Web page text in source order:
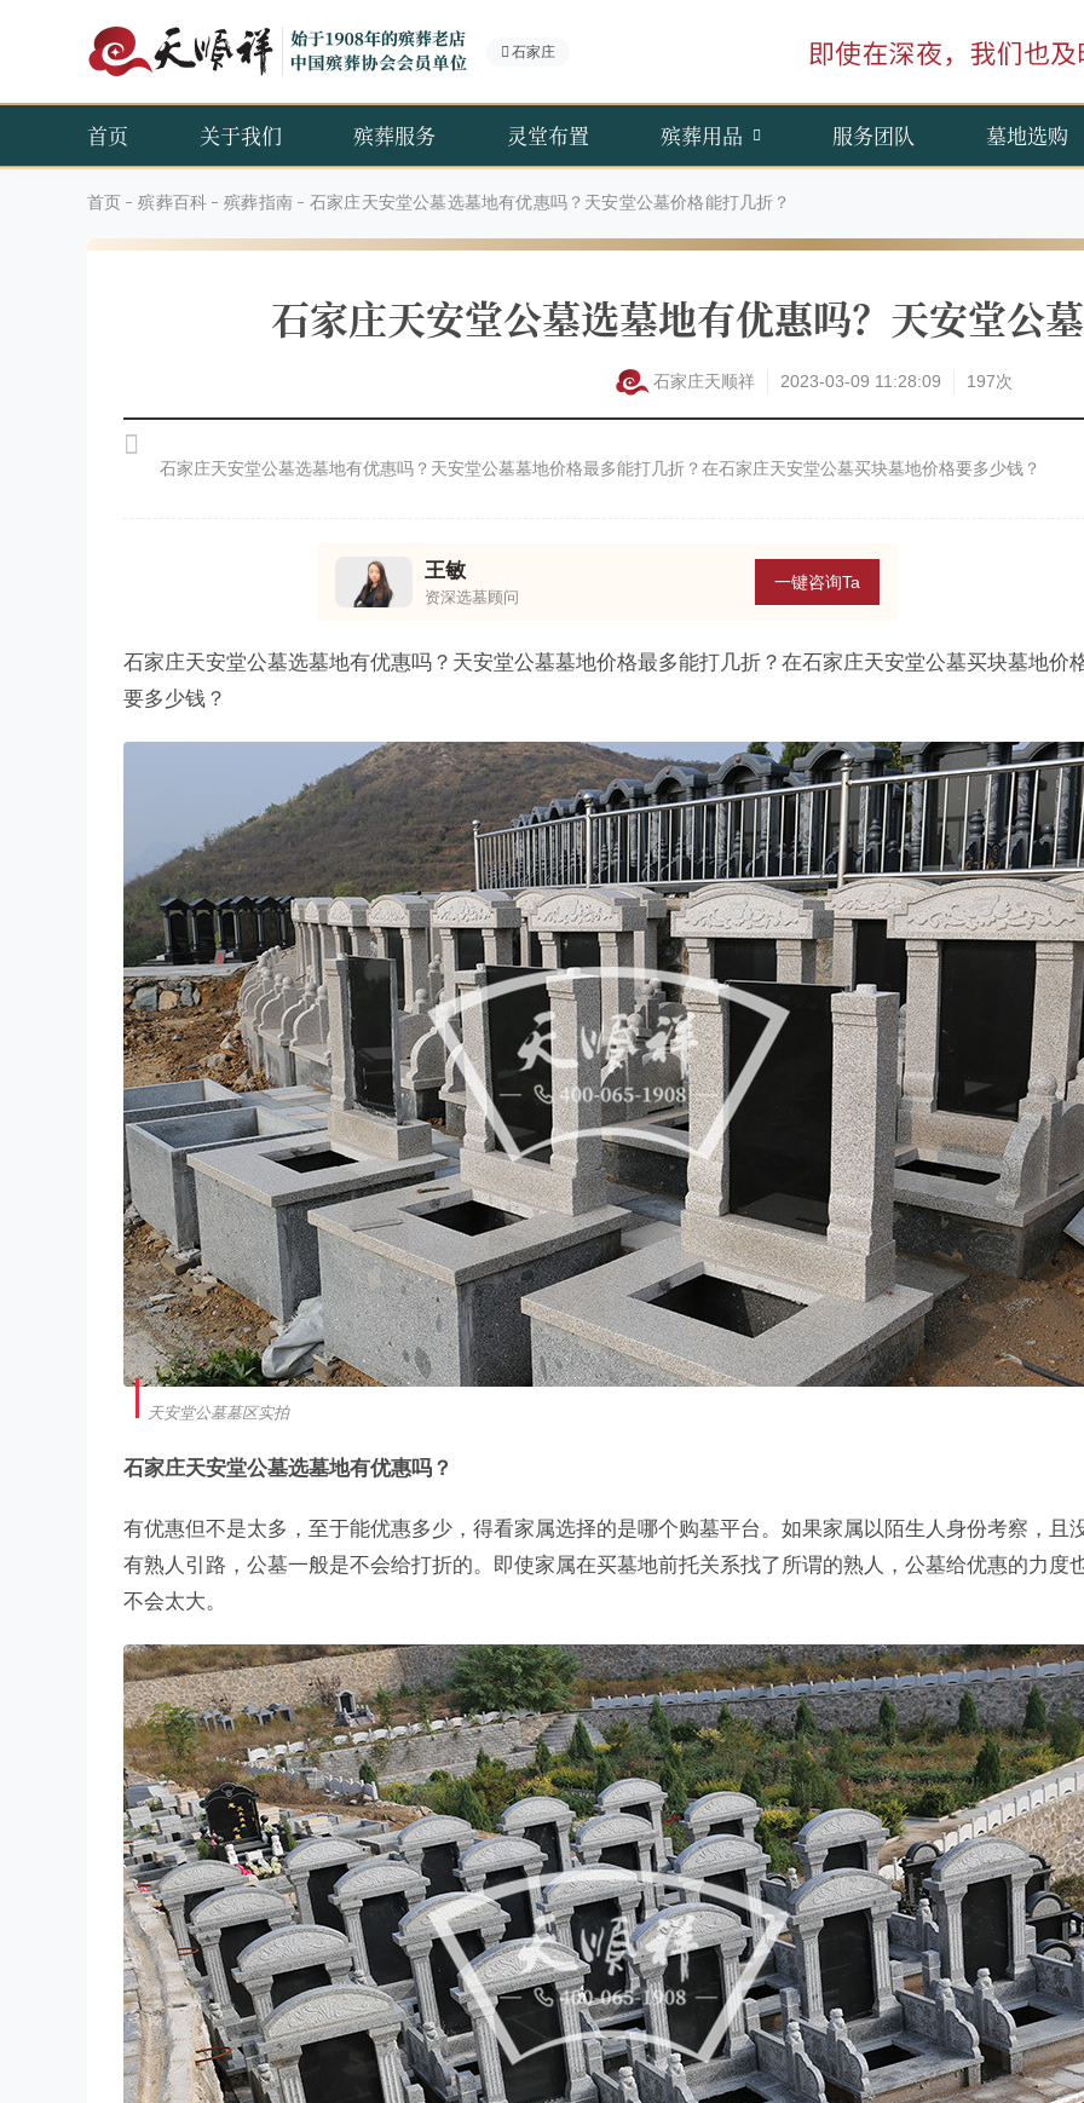
石家庄
首页 关于我们 殡葬服务 灵堂布置 殡葬用品 服务团队 墓地选购
首页 殡葬百科 殡葬指南 石家庄天安堂公墓选墓地有优惠吗？天安堂公墓价格能打几折？
石家庄天安堂公墓选墓地有优惠吗？天安堂公
石家庄天顺祥 2023-03-09 11:28:09 197次
石家庄天安堂公墓选墓地有优惠吗？天安堂公墓墓地价格最多能打几折？在石家庄天安堂公墓买块墓地价格要多少钱？
王敏
资深选墓顾问
一键咨询Ta
石家庄天安堂公墓选墓地有优惠吗？天安堂公墓墓地价格最多能打几折？在石家庄天安堂公墓买块墓地价
要多少钱？
天安堂公墓墓区实拍
石家庄天安堂公墓选墓地有优惠吗？
有优惠但不是太多，至于能优惠多少，得看家属选择的是哪个购墓平台。如果家属以陌生人身份考察，且
有熟人引路，公墓一般是不会给打折的。即使家属在买墓地前托关系找了所谓的熟人，公墓给优惠的力度
不会太大。